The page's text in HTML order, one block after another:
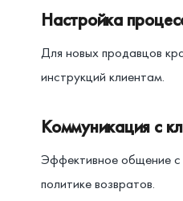
Настройка
Для новых продавцов
инструкций клиентам.
Коммуникация с
Эффективное общение с
политике возвратов.